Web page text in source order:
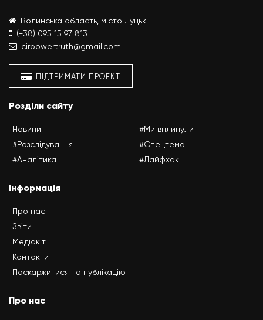
Волинська область, місто Луцьк
(+38) 095 15 97 813
cirpowertruth@gmail.com
ПІДТРИМАТИ ПРОЕКТ
Розділи сайту
Новини
#Розслідування
#Аналітика
#Ми вплинули
#Спецтема
#Лайфхак
Інформація
Про нас
Звіти
Медіакіт
Контакти
Поскаржитися на публікацію
Про нас